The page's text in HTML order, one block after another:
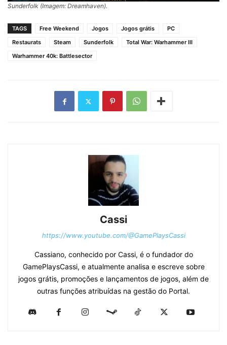
Sunderfolk (Imagem: Dreamhaven).
TAGS Free Weekend Jogos Jogos grátis
PC
Restaurats
Steam Sunderfolk
Total War: Warhammer III
Warhammer 40k: Battlesector
Cassi
https://www.youtube.com/@GamePlaysCassi
Cassiano, conhecido por Cassi, é o fundador do
GamePlaysCassi, e atualmente analisa e escreve sobre
jogos grátis, promoções e lançamentos de jogos, além de
outras funções atribuídas na gestão do Portal.